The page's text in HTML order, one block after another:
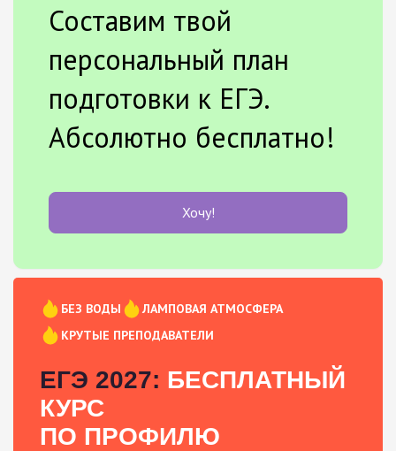
Составим твой
персональный план
подготовки к ЕГЭ.
Абсолютно бесплатно!
Хочу!
БЕЗ ВОДЫ
ЛАМПОВАЯ АТМОСФЕРА
КРУТЫЕ ПРЕПОДАВАТЕЛИ
ЕГЭ 2027: БЕСПЛАТНЫЙ
КУРС
ПО ПРОФИЛЮ